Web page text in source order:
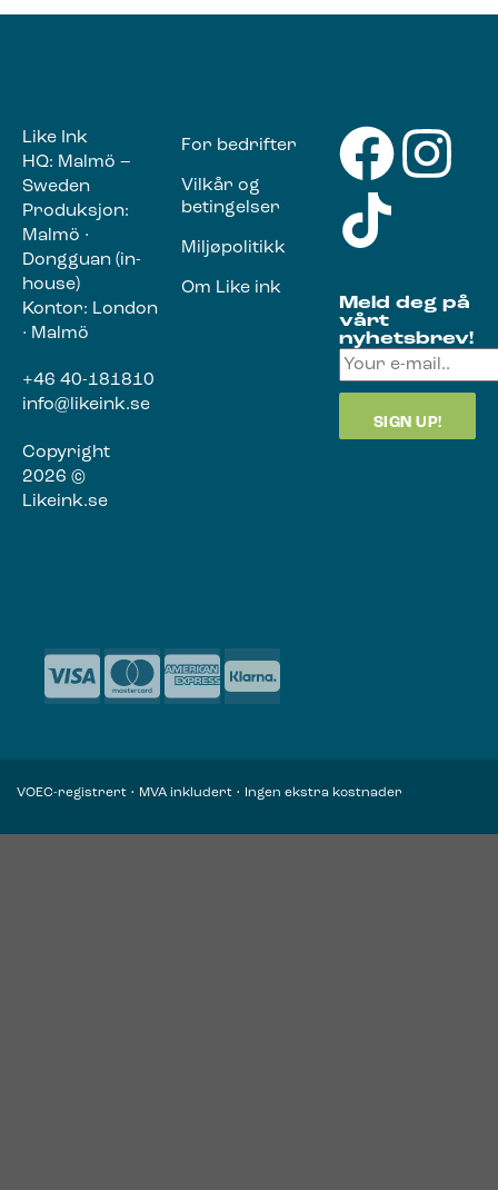
Like Ink
HQ: Malmö –
Sweden
Produksjon:
Malmö ·
Dongguan (in-
house)
Kontor: London
· Malmö
+46 40-181810
info@likeink.se
Copyright
2026 ©
Likeink.se
For bedrifter
Vilkår og
betingelser
Miljøpolitikk
Om Like ink
Meld deg på
vårt
nyhetsbrev!
VOEC-registrert • MVA inkludert • Ingen ekstra kostnader